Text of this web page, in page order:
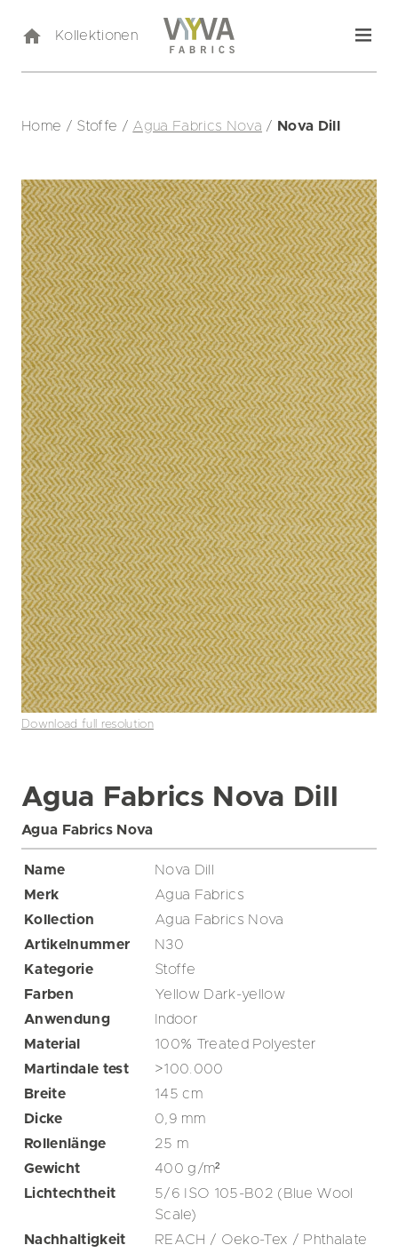
Kollektionen
Home / Stoffe / Agua Fabrics Nova / Nova Dill
Download full resolution
Agua Fabrics Nova Dill
Agua Fabrics Nova
Name
Nova Dill
Merk
Agua Fabrics
Kollection
Agua Fabrics Nova
Artikelnummer
N30
Kategorie
Stoffe
Farben
Yellow Dark-yellow
Anwendung
Indoor
Material
100% Treated Polyester
Martindale test
>100.000
Breite
145cm
Dicke
0,9 mm
Rollenlänge
25 m
Gewicht
400g/m²
Lichtechtheit
5/6 ISO 105-B02 (Blue Wool
Scale)
Nachhaltigkeit
REACH / Oeko-Tex / Phthalate